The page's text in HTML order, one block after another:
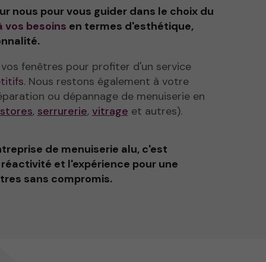
nous pour vous guider dans le choix du
vos besoins en termes d'esthétique,
fenêtres pour profiter d'un service
. Nous restons également à votre
ou dépannage de menuiserie en
stores, serrurerie, vitrage et autres).
de menuiserie alu, c'est
et l'expérience pour une
sans compromis.